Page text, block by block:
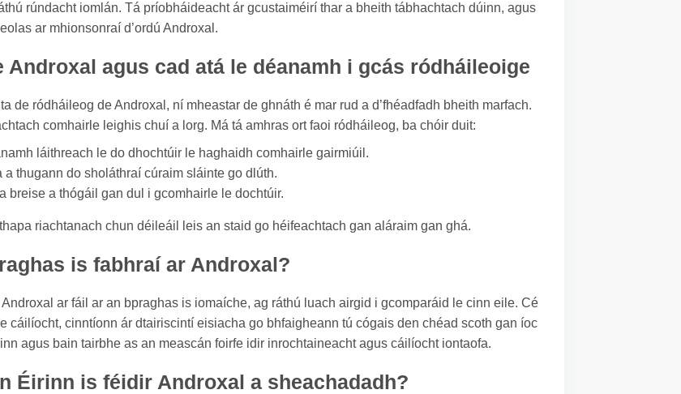
rúndacht iomlán. Tá príobháideacht ár gcustaiméirí thar a bheith tábhachtach dúinn, agus
ar mhionsonraí d’ordú Androxal.
Androxal agus cad atá le déanamh i gcás ródháileoige
de ródháileog de Androxal, ní mheastar de ghnáth é mar rud a d’fhéadfadh bheith marfach.
comhairle leighis chuí a lorg. Má tá amhras ort faoi ródháileog, ba chóir duit:
láithreach le do dhochtúir le haghaidh comhairle gairmiúil.
a thugann do sholáthraí cúraim sláinte go dlúth.
breise a thógáil gan dul i gcomhairle le dochtúir.
riachtanach chun déileáil leis an staid go héifeachtach gan aláraim gan ghá.
is fabhraí ar Androxal?
Androxal ar fáil ar an bpraghas is iomaíche, ag ráthú luach airgid i gcomparáid le cinn eile. Cé
cáilíocht, cinntíonn ár dtairiscintí eisiacha go bhfaigheann tú cógais den chéad scoth gan íoc
agus bain tairbhe as an meascán foirfe idir inrochtaineacht agus cáilíocht iontaofa.
Éirinn is féidir Androxal a sheachadadh?